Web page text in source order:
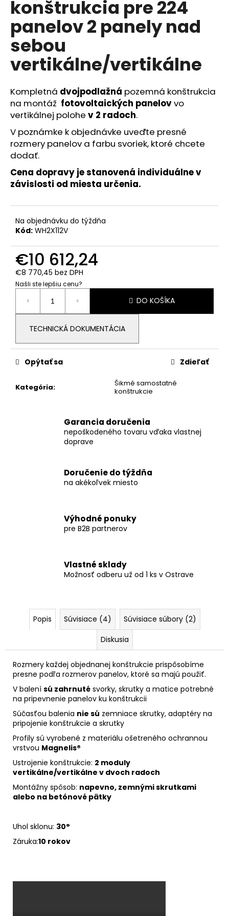
konštrukcia pre 224
panelov 2 panely nad
sebou
vertikálne/vertikálne
Kompletná dvojpodlažná pozemná konštrukcia
na montáž fotovoltaických panelovvo
vertikálnej polohe v 2 radoch.
V poznámke k objednávke uveďte presné
rozmery panelov a farbu svoriek, ktoré chcete
dodať.
Cena dopravy je stanovená individuálne v
závislosti od miesta určenia.
Na objednávku do týždňa
Kód: WH2X112V
€10 612,24
€8 770,45 bez DPH
Našli ste lepšiu cenu?
Jednotková
cena:
DO KOŠÍKA
TECHNICKÁ DOKUMENTÁCIA
Kategória:
Šikmé samostatné
konštrukcie
Opýtať sa Zdieľať
Garancia doručenia
nepoškodeného tovaru vďaka vlastnej
doprave
Doručenie do týždňa
na akékoľvek miesto
Výhodné ponuky
pre B2B partnerov
Vlastné sklady
Možnosť odberu už od 1 ks v Ostrave
Popis Súvisiace (4)
Súvisiace súbory (2)
Diskusia
Rozmery každej objednanej konštrukcie prispôsobíme
presne podľa rozmerov panelov, ktoré sa majú použiť.
V balení sú zahrnuté svorky, skrutky a matice potrebné
na pripevnenie panelov ku konštrukcii
Súčasťou balenia nie sú zemniace skrutky, adaptéry na
pripojenie konštrukcie a skrutky
Profily sú vyrobené z materiálu ošetreného ochrannou
vrstvou Magnelis®
Ustrojenie konštrukcie: 2 moduly
vertikálne/vertikálne v dvoch radoch
Montážny spôsob: napevno, zemnými skrutkami
alebo na betónové pätky
Uhol sklonu: 30°
Záruka:10 rokov
á
j
s
ť
?
HĽADAŤ
O
d
p
r
ú
č
m
e
DEYE
RW-
NAPÄTIE